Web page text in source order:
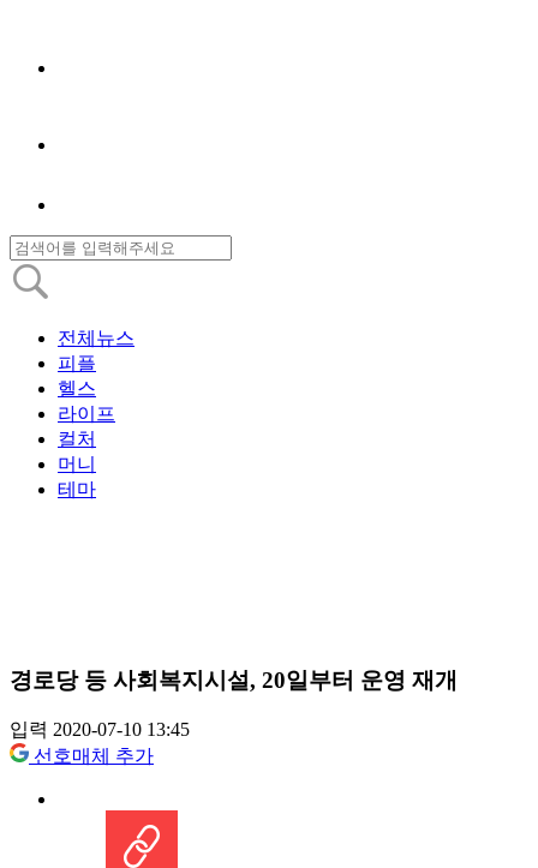
전체뉴스
피플
헬스
라이프
컬처
머니
테마
경로당 등 사회복지시설, 20일부터 운영 재개
입력 2020-07-10 13:45
선호매체 추가